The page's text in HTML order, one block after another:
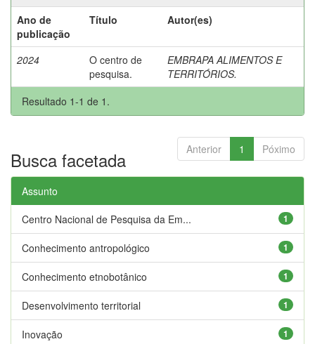
Ano de
publicação
Título Autor(es)
2024
O centro de
pesquisa.
EMBRAPA ALIMENTOS E
TERRITÓRIOS.
Resultado 1-1 de 1.
Anterior 1 Póximo
Busca facetada
Assunto
1
Centro Nacional de Pesquisa da Em...
1
Conhecimento antropológico
1
Conhecimento etnobotânico
1
Desenvolvimento territorial
1
Inovação